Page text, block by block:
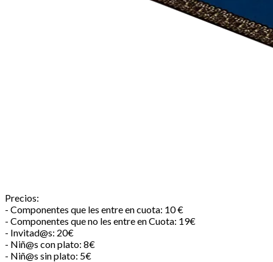
Precios:
- Componentes que les entre en cuota: 10 €
- Componentes que no les entre en Cuota: 19€
- Invitad@s: 20€
- Niñ@s con plato: 8€
- Niñ@s sin plato: 5€